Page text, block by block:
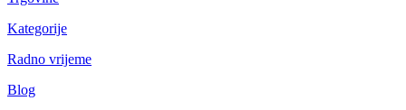
Kategorije
Radno vrijeme
Blog